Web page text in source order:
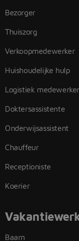
Bezorger
Thuiszorg
Verkoopmedewerker
Huishoudelijke hulp
Logistiek medewerker
Doktersassistente
Onderwijsassistent
Chauffeur
Receptioniste
Koerier
Baarn